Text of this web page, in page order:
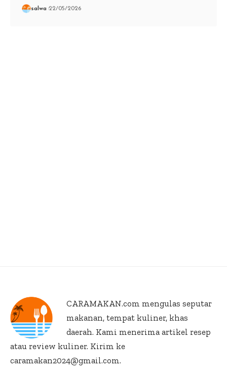
salwa 22/05/2026
CARAMAKAN.com mengulas seputar
makanan, tempat kuliner, khas
daerah. Kami menerima artikel resep
atau review kuliner. Kirim ke
caramakan2024@gmail.com.